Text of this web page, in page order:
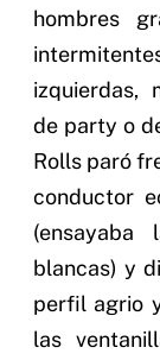
hombres
izquierdas,
de party o
Rolls paró
conductor
blancas) y
perfil agrio
las